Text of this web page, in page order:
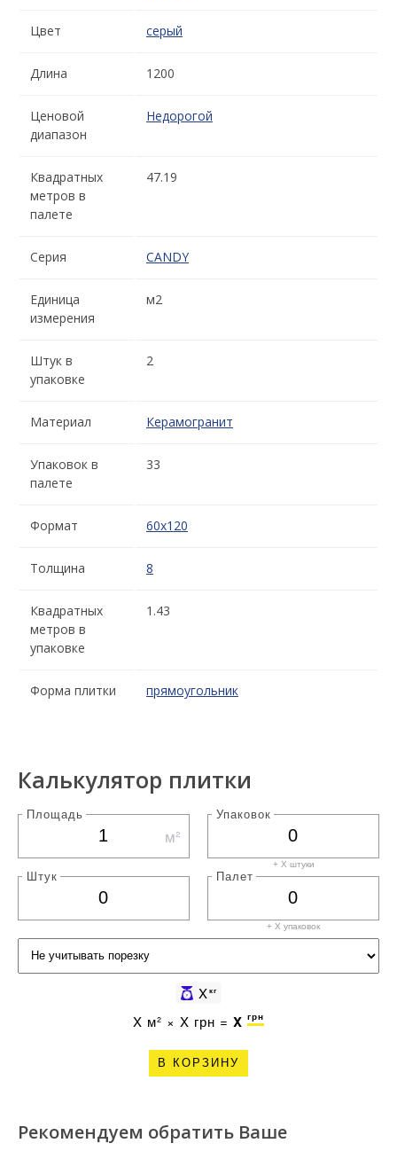
Цвет серый
Длина 1200
Ценовой
диапазон
Недорогой
Квадратных
метров в
палете
47.19
Серия CANDY
Единица
измерения
м2
Штук в
упаковке
2
Материал Керамогранит
Упаковок в
палете
33
Формат 60x120
Толщина 8
Квадратных
метров в
упаковке
1.43
Форма плитки прямоугольник
Калькулятор плитки
Площадь
м²
Упаковок
+ X штуки
Штук Палет
+ X упаковок
Xкг
X м² × X грн = X грн
В КОРЗИНУ
Рекомендуем обратить Ваше